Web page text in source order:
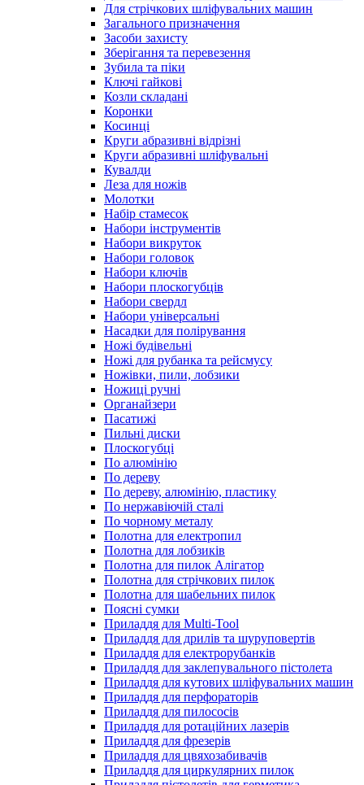
Для стрічкових шліфувальних машин
Загального призначення
Засоби захисту
Зберігання та перевезення
Зубила та піки
Ключі гайкові
Козли складані
Коронки
Косинці
Круги абразивні відрізні
Круги абразивні шліфувальні
Кувалди
Леза для ножів
Молотки
Набір стамесок
Набори інструментів
Набори викруток
Набори головок
Набори ключів
Набори плоскогубців
Набори свердл
Набори універсальні
Насадки для полірування
Ножі будівельні
Ножі для рубанка та рейсмусу
Ножівки, пили, лобзики
Ножиці ручні
Органайзери
Пасатижі
Пильні диски
Плоскогубці
По алюмінію
По дереву
По дереву, алюмінію, пластику
По нержавіючій сталі
По чорному металу
Полотна для електропил
Полотна для лобзиків
Полотна для пилок Алігатор
Полотна для стрічкових пилок
Полотна для шабельних пилок
Поясні сумки
Приладдя для Multi-Tool
Приладдя для дрилів та шуруповертів
Приладдя для електрорубанків
Приладдя для заклепувального пістолета
Приладдя для кутових шліфувальних машин
Приладдя для перфораторів
Приладдя для пилососів
Приладдя для ротаційних лазерів
Приладдя для фрезерів
Приладдя для цвяхозабивачів
Приладдя для циркулярних пилок